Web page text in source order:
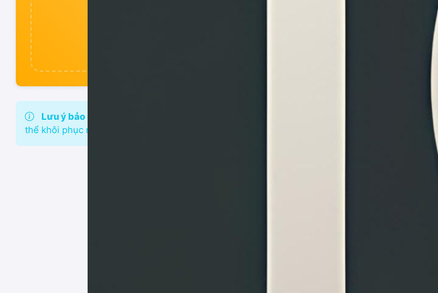
Lưu ý bảo mật:
Mật khẩu của bạn không được lưu trữ trên hệ thống. Hãy nhớ mật khẩu vì
thể khôi phục nếu quên.